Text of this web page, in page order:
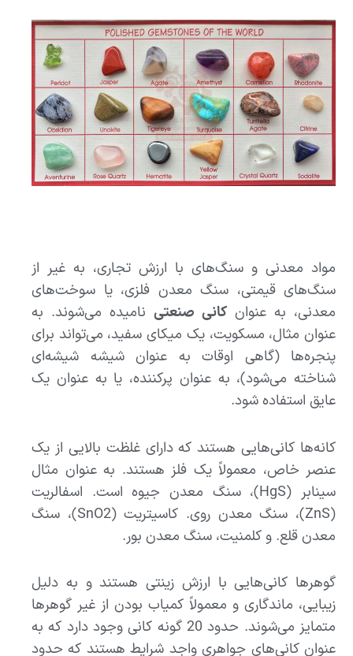
مواد معدنی و سنگ‌های با ارزش تجاری، به غیر از
سنگ‌های قیمتی، سنگ معدن فلزی، یا سوخت‌های
معدنی، به عنوان کانی صنعتینامیده می‌شوند. به
عنوان مثال، مسکویت، یک میکای سفید، می‌تواند برای
پنجره‌ها (گاهی اوقات به عنوان شیشه شیشه‌ای
شناخته می‌شود)، به عنوان پرکننده، یا به عنوان یک
عایق استفاده شود.
کانه‌ها کانی‌هایی هستند که دارای غلظت بالایی از یک
عنصر خاص، معمولاً یک فلز هستند. به عنوان مثال
سینابر (HgS)، سنگ معدن جیوه است. اسفالریت
(ZnS)، سنگ معدن روی. کاسیتریت (SnO2)، سنگ
معدن قلع. و کلمنیت، سنگ معدن بور.
گوهرها کانی‌هایی با ارزش زینتی هستند و به دلیل
زیبایی، ماندگاری و معمولاً کمیاب بودن از غیر گوهرها
متمایز می‌شوند. حدود 20 گونه کانی وجود دارد که به
عنوان کانی‌های جواهری واجد شرایط هستند که حدود